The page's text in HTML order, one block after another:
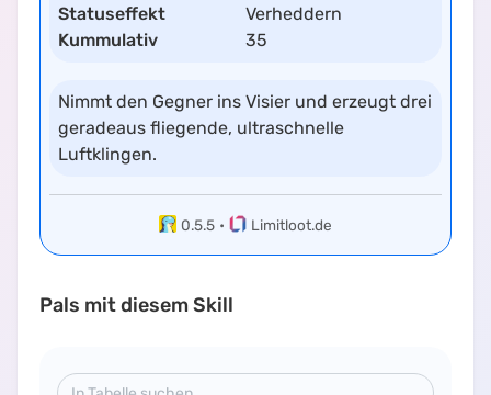
Statuseffekt
Verheddern
Kummulativ
35
Nimmt den Gegner ins Visier und erzeugt drei
geradeaus fliegende, ultraschnelle
Luftklingen.
0.5.5 • Limitloot.de
Pals mit diesem Skill